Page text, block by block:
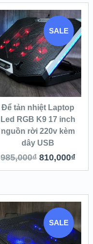
SALE
Để tản nhiệt Laptop
Led RGB K9 17 inch
nguồn rời 220v kèm
dây USB
985,000₫ 810,000₫
SALE